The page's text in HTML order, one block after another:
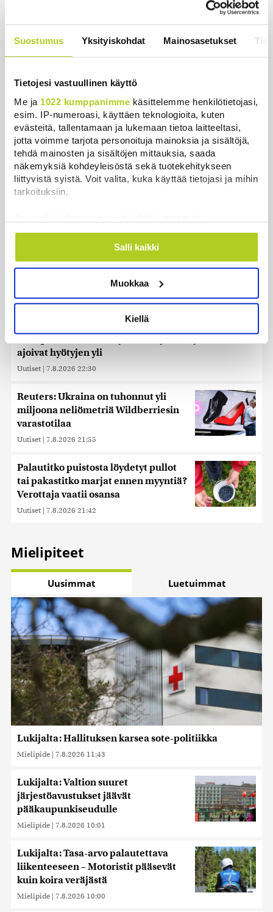
Suostumus Yksityiskohdat Mainosasetukset
Tietojesi vastuullinen käyttö
Me ja 1022 kumppanimme käsittelemme henkilötietojasi,
esim. IP-numeroasi, käyttäen teknologioita, kuten
evästeitä, tallentamaan ja lukemaan tietoa laitteeltasi,
jotta voimme tarjota personoituja mainoksia ja sisältöjä,
tehdä mainosten ja sisältöjen mittauksia, saada
näkemyksiä kohdeyleisöstä sekä tuotekehitykseen
liittyvistä syistä. Voit valita, kuka käyttää tietojasi ja mihin
tarkoituksiin.
Kerätä tietoja maantieteellisestä sijainnistasi,
mahdollisesti muutaman metrin tarkkuudella
ominaispiirteitä aktiivisesti (sormenjäljen
Lue lisää siitä, miten henkilötietojasi käsitellään ja miten
suostumustasi tai peruuttaa sen milloin vain
evästeilmoituksessa.
räätälöimiseen, sosiaalisen median ominaisuuksien
tukemiseen ja kävijämäärämme analysoimiseen. Lisäksi
jaamme sosiaalisen median, mainosalan ja analytiikka-
alan kumppaneillemme tietoja siitä, miten käytät
sivustoamme. Kumppanimme voivat yhdistää näitä
tietoja muihin tietoihin, joita olet antanut heille tai joita on
saatetaan myös siirtää ulkomaille.
Salli kaikki
Muokkaa
Kiellä
Khamenein kanssa viestiminen on
vaikeaa, sanoo Iranin presidentti
Uutiset
Uusimmat Luetuimmat
Ehtisitkö kosia sekunnissa? – Karkaussekunti on
ajoivat hyötyjen yli
Uutiset | 7.8.2026 22:30
Reuters: Ukraina on tuhonnut yli
miljoona neliömetriä Wildberriesin
varastotilaa
Uutiset | 7.8.2026 21:55
Palautitko puistosta löydetyt pullot
tai pakastitko marjat ennen myyntiä?
Verottaja vaatii osansa
Uutiset | 7.8.2026 21:42
Mielipiteet
Uusimmat Luetuimmat
Lukijalta: Hallituksen karsea sote-politiikka
Mielipide | 7.8.2026 11:43
Lukijalta: Valtion suuret
järjestöavustukset jäävät
pääkaupunkiseudulle
Mielipide | 7.8.2026 10:01
Lukijalta: Tasa-arvo palautettava
liikenteeseen – Motoristit pääsevät
kuin koira veräjästä
Mielipide | 7.8.2026 10:00